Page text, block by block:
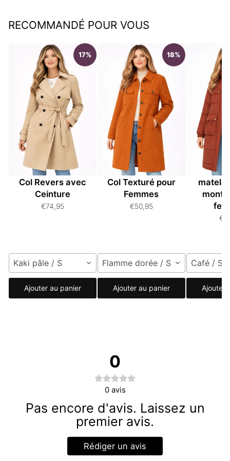
RECOMMANDÉ POUR VOUS
17%
Manteau Femme à
Col Revers avec
Ceinture
€74,95
Kaki pâle / S
Ajouter au panier
18%
Manteau Duster à
Col Texturé pour
Femmes
€50,95
Flamme dorée / S
Ajouter au panier
Café / S
Ajouter
0
0 avis
Pas encore d'avis. Laissez un
premier avis.
Rédiger un avis